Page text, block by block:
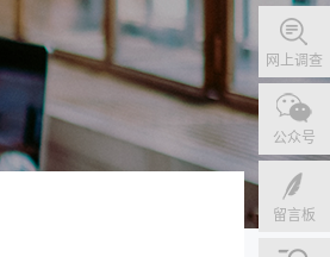
网上调查
公众号
留言板